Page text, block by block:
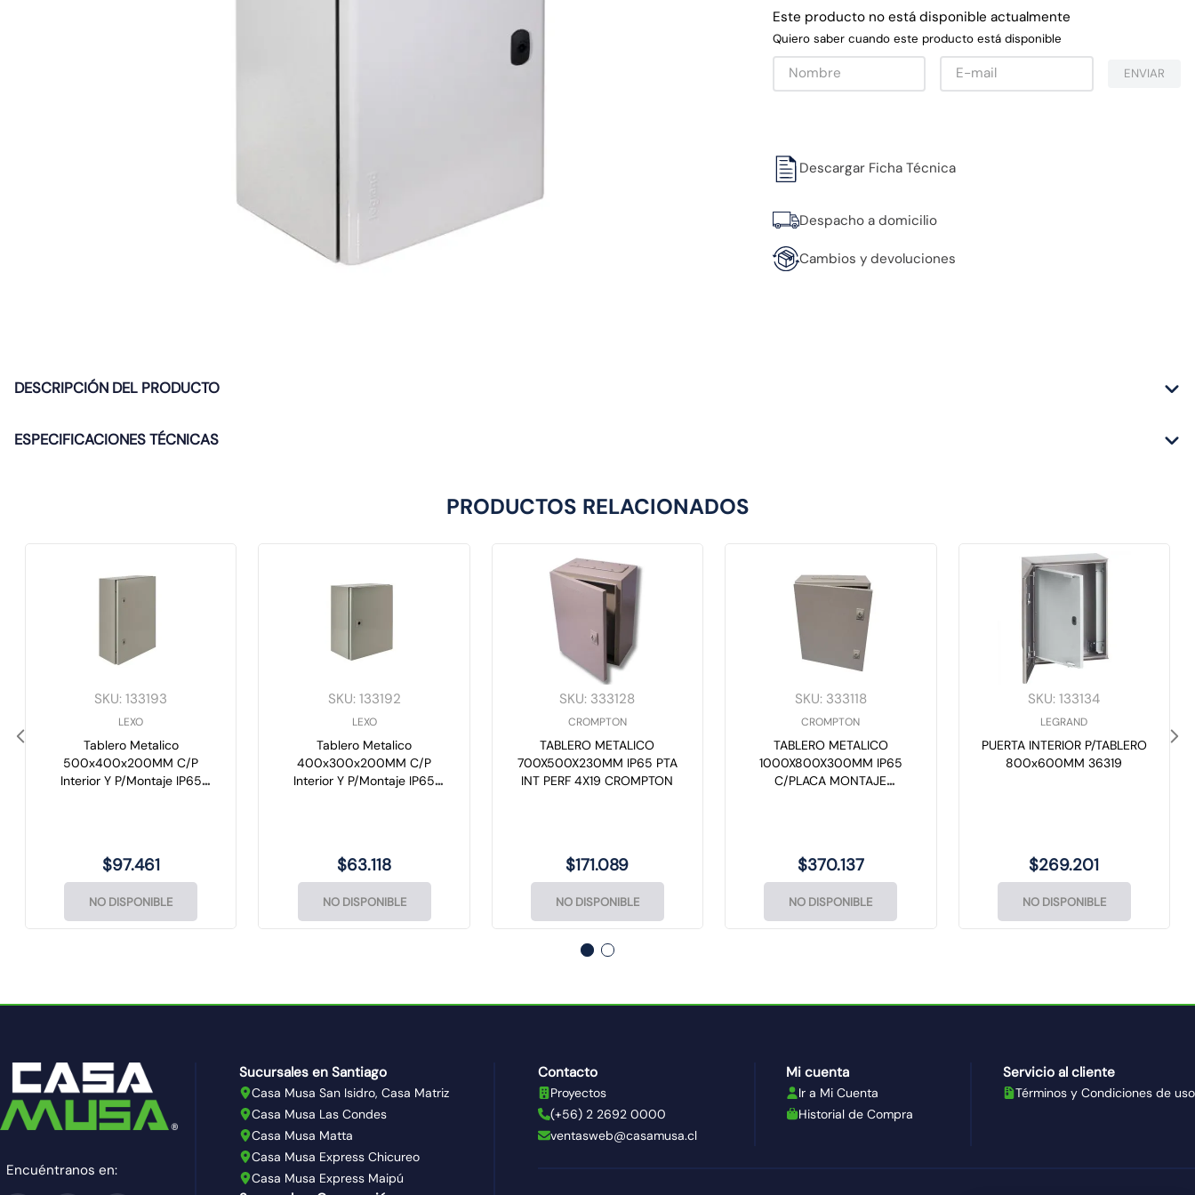
Este producto no está disponible actualmente
Quiero saber cuando este producto está disponible
ENVIAR
Descargar Ficha Técnica
Despacho a domicilio
Cambios y devoluciones
DESCRIPCIÓN DEL PRODUCTO
ESPECIFICACIONES TÉCNICAS
PRODUCTOS RELACIONADOS
SKU:133193
LEXO
Tablero Metalico
500x400x200MM C/P
Interior Y P/Montaje IP65
$97.461
NO DISPONIBLE
SKU: 133192
LEXO
Tablero Metalico
400x300x200MM C/P
Interior Y P/Montaje IP65
$63.118
NO DISPONIBLE
SKU: 333128
CROMPTON
TABLERO METALICO
700X500X230MM IP65 PTA
INT PERF 4X19 CROMPTON
$171.089
NO DISPONIBLE
SKU: 333118
CROMPTON
TABLERO METALICO
1000X800X300MM IP65
C/PLACA MONTAJE
$370.137
NO DISPONIBLE
SKU:133134
LEGRAND
PUERTA INTERIOR P/TABLERO
800x600MM 36319
$269.201
NO DISPONIBLE
Encuéntranos en:
Sucursales en Santiago
Casa Musa San Isidro, Casa Matriz
Casa Musa Las Condes
Casa Musa Matta
Casa Musa Express Chicureo
Casa Musa Express Maipú
Contacto
Proyectos
(+56) 2 2692 0000
ventasweb@casamusa.cl
Mi cuenta
Ir a Mi Cuenta
Historial de Compra
Servicio al cliente
Términos y Condiciones de uso